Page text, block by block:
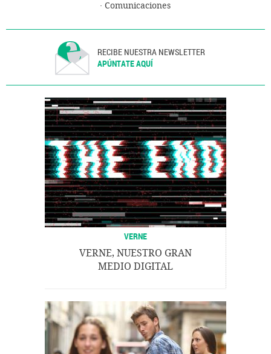
Comunicaciones
RECIBE NUESTRA NEWSLETTER
APÚNTATE AQUÍ
VERNE
VERNE, NUESTRO GRAN
MEDIO DIGITAL